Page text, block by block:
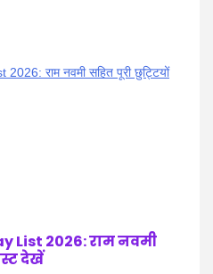
List 2026: राम नवमी
देखें